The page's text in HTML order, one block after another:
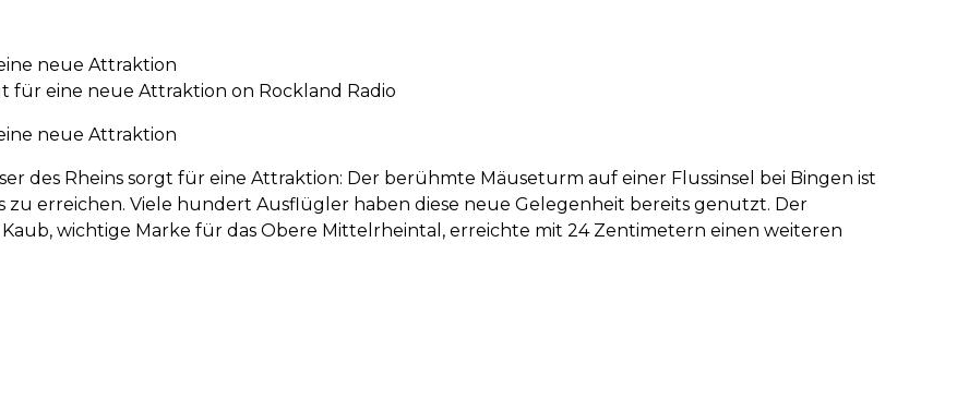
neue Attraktion
für eine neue Attraktion on Rockland Radio
neue Attraktion
des Rheins sorgt für eine Attraktion: Der berühmte Mäuseturm auf einer Flussinsel bei Bingen ist
zu erreichen. Viele hundert Ausflügler haben diese neue Gelegenheit bereits genutzt. Der
wichtige Marke für das Obere Mittelrheintal, erreichte mit 24 Zentimetern einen weiteren